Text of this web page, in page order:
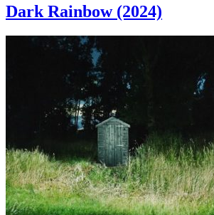
Dark Rainbow (2024)